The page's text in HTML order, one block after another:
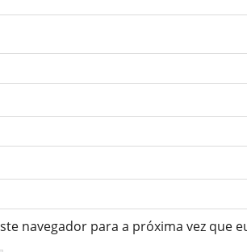
navegador para a próxima vez que